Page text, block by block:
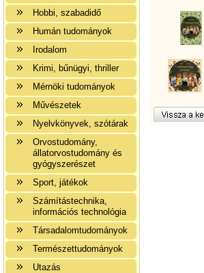
Hobbi, szabadidő
Humán tudományok
Irodalom
Krimi, bűnügyi, thriller
Mérnöki tudományok
Művészetek
Nyelvkönyvek, szótárak
Orvostudomány,
állatorvostudomány és
gyógyszerészet
Sport, játékok
Számítástechnika,
információs technológia
Társadalomtudományok
Természettudományok
Utazás